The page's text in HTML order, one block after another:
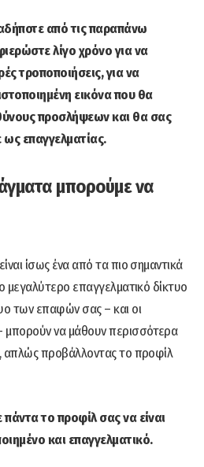
από τις παραπάνω
λίγο χρόνο για να
τροποποιήσεις, για να
εικόνα που θα
προσλήψεων και θα σας
επαγγελματίας.
μπορούμε να
ίσως ένα από τα πιο σημαντικά
μεγαλύτερο επαγγελματικό δίκτυο
των επαφών σας – και οι
να μάθουν περισσότερα
απλώς προβάλλοντας το προφίλ
πάντα το προφίλ σας να είναι
και επαγγελματικό.